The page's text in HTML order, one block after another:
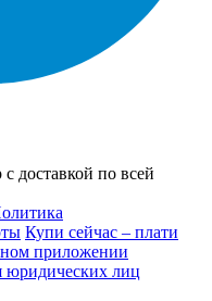
доставкой по всей
Купи сейчас – плати
приложении
юридических лиц